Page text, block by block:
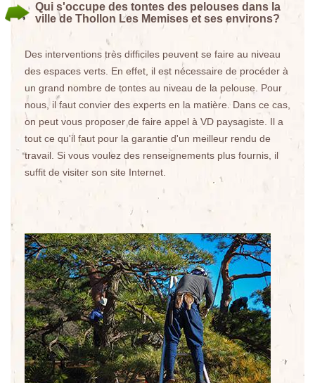
Qui s'occupe des tontes des pelouses dans la
ville de Thollon Les Memises et ses environs?
Des interventions très difficiles peuvent se faire au niveau
des espaces verts. En effet, il est nécessaire de procéder à
un grand nombre de tontes au niveau de la pelouse. Pour
nous, il faut convier des experts en la matière. Dans ce cas,
on peut vous proposer de faire appel à VD paysagiste. Il a
tout ce qu'il faut pour la garantie d'un meilleur rendu de
travail. Si vous voulez des renseignements plus fournis, il
suffit de visiter son site Internet.